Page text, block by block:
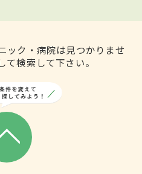
ック・病院は見つかりませ
検索して下さい。